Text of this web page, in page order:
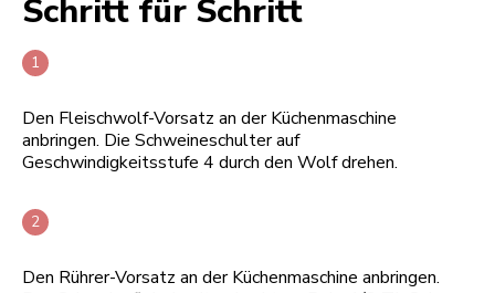
Schritt für Schritt
Den Fleischwolf-Vorsatz an der Küchenmaschine
anbringen. Die Schweineschulter auf
Geschwindigkeitsstufe 4 durch den Wolf drehen.
Den Rührer-Vorsatz an der Küchenmaschine anbringen.